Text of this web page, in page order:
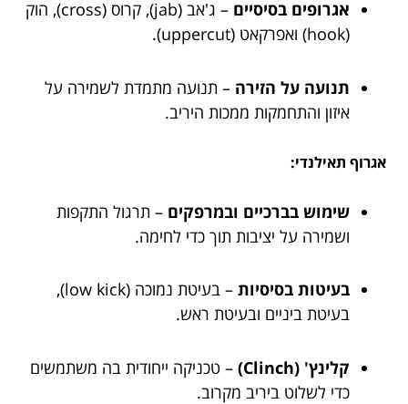
אגרופים בסיסיים
– ג'אב (jab), קרוס (cross), הוק
(hook) ואפרקאט (uppercut).
תנועה על הזירה – תנועה מתמדת לשמירה על
איזון והתחמקות ממכות היריב.
אגרוף תאילנדי:
שימוש בברכיים ובמרפקים – תרגול התקפות
ושמירה על יציבות תוך כדי לחימה.
בעיטות בסיסיות
– בעיטת נמוכה (low kick),
בעיטת ביניים ובעיטת ראש.
קלינץ' (Clinch)
– טכניקה ייחודית בה משתמשים
כדי לשלוט ביריב מקרוב.